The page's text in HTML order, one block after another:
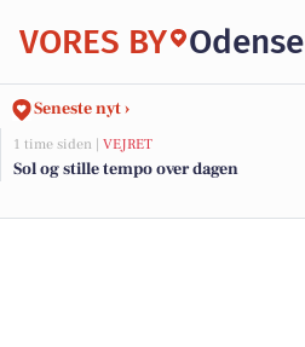
VORES BY Odense
Seneste nyt ›
1 time siden | VEJRET
Sol og stille tempo over dagen